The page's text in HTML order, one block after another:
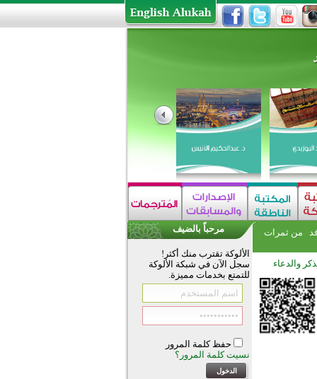
من ثمرات
والدعاء
مرحباً بالضيف
الألوكة تقترب منك أكثر!
سجل الآن في شبكة الألوكة
للتمتع بخدمات مميزة.
حفظ كلمة المرور
نسيت كلمة المرور؟